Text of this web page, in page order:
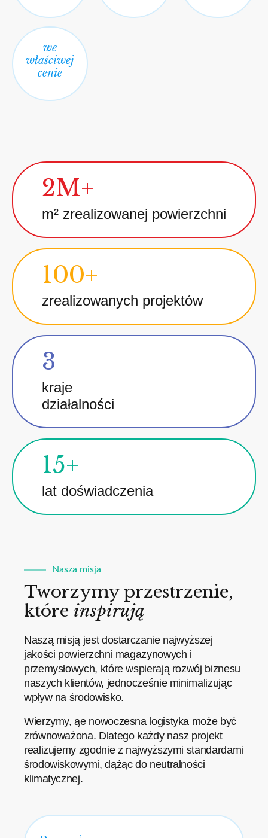
we
właściwej
cenie
2M+
m² zrealizowanej powierzchni
100+
zrealizowanych projektów
3
kraje
działalności
15+
lat doświadczenia
Nasza misja
Tworzymy przestrzenie,
które inspirują
Naszą misją jest dostarczanie najwyższej
jakości powierzchni magazynowych i
przemysłowych, które wspierają rozwój biznesu
naszych klientów, jednocześnie minimalizując
wpływ na środowisko.
Wierzymy, ąe nowoczesna logistyka może być
zrównoważona. Dlatego każdy nasz projekt
realizujemy zgodnie z najwyższymi standardami
środowiskowymi, dążąc do neutralności
klimatycznej.